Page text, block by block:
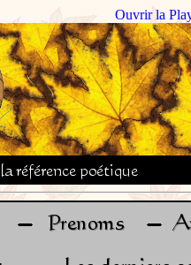
Ouvrir la